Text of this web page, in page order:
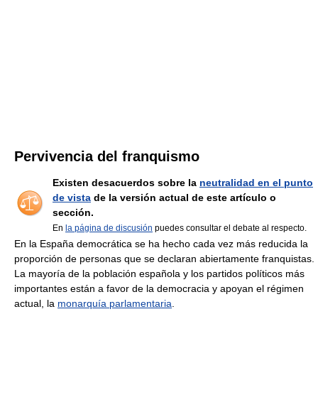
Pervivencia del franquismo
Existen desacuerdos sobre la neutralidad en el punto
de vista de la versión actual de este artículo o
sección.
En la página de discusión puedes consultar el debate al respecto.
En la España democrática se ha hecho cada vez más reducida la
proporción de personas que se declaran abiertamente franquistas.
La mayoría de la población española y los partidos políticos más
importantes están a favor de la democracia y apoyan el régimen
actual, la monarquía parlamentaria.